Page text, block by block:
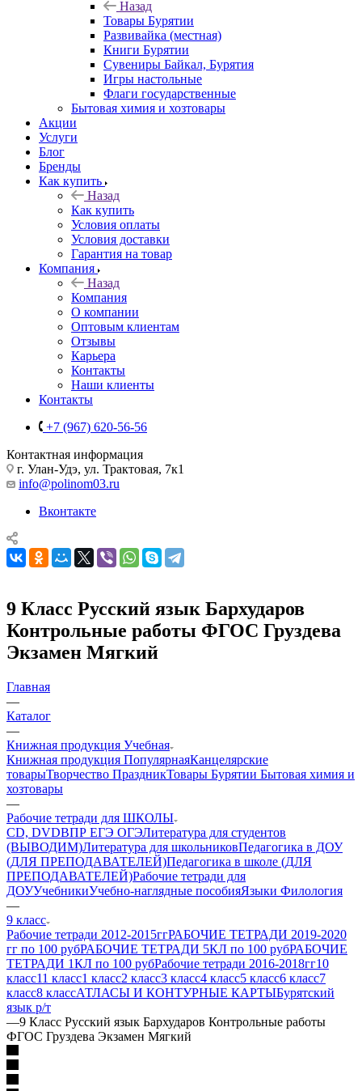
Назад
Товары Бурятии
Развивайка (местная)
Книги Бурятии
Сувениры Байкал, Бурятия
Игры настольные
Флаги государственные
Бытовая химия и хозтовары
Акции
Услуги
Блог
Бренды
Как купить
Назад
Как купить
Условия оплаты
Условия доставки
Гарантия на товар
Компания
Назад
Компания
О компании
Оптовым клиентам
Отзывы
Карьера
Контакты
Наши клиенты
Контакты
+7 (967) 620-56-56
Контактная информация
г. Улан-Удэ, ул. Трактовая, 7к1
info@polinom03.ru
Вконтакте
9 Класс Русский язык Бархударов
Контрольные работы ФГОС Груздева
Экзамен Мягкий
Главная
—
Каталог
—
Книжная продукция Учебная
Книжная продукция ПопулярнаяКанцелярские
товарыТворчество ПраздникТовары Бурятии Бытовая химия и
хозтовары
—
Рабочие тетради для ШКОЛЫ
CD, DVDВПР ЕГЭ ОГЭЛитература для студентов
(ВЫВОДИМ)Литература для школьниковПедагогика в ДОУ
(ДЛЯ ПРЕПОДАВАТЕЛЕЙ)Педагогика в школе (ДЛЯ
ПРЕПОДАВАТЕЛЕЙ)Рабочие тетради для
ДОУУчебникиУчебно-наглядные пособияЯзыки Филология
—
9 класс
Рабочие тетради 2012-2015ггРАБОЧИЕ ТЕТРАДИ 2019-2020
гг по 100 рубРАБОЧИЕ ТЕТРАДИ 5КЛ по 100 рубРАБОЧИЕ
ТЕТРАДИ 1КЛ по 100 рубРабочие тетради 2016-2018гг10
класс11 класс1 класс2 класс3 класс4 класс5 класс6 класс7
класс8 классАТЛАСЫ И КОНТУРНЫЕ КАРТЫБурятский
язык р/т
—9 Класс Русский язык Бархударов Контрольные работы
ФГОС Груздева Экзамен Мягкий